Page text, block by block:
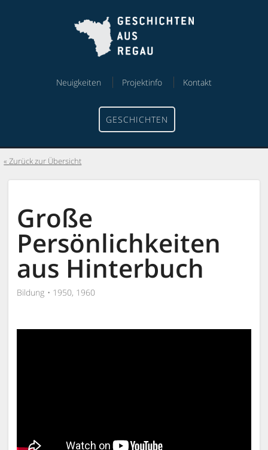
Neuigkeiten Projektinfo Kontakt
GESCHICHTEN
Zurück zur Übersicht
Große
Persönlichkeiten
aus Hinterbuch
Bildung 1950, 1960